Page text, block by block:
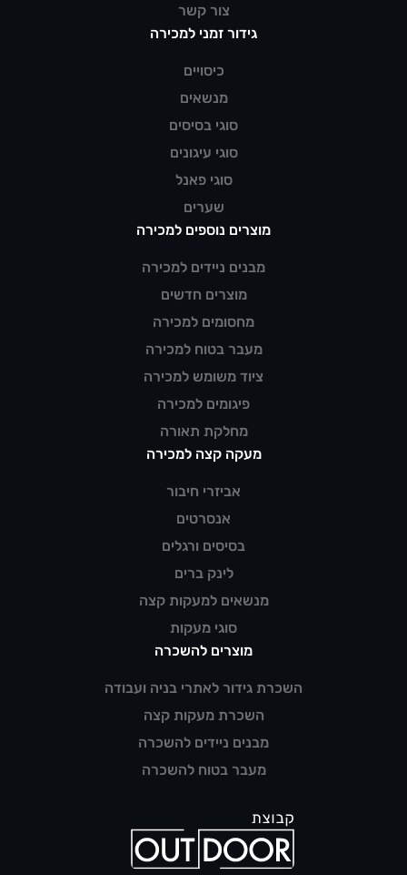
צור קשר
גידור זמני למכירה
כיסויים
מנשאים
סוגי בסיסים
סוגי עיגונים
סוגי פאנל
שערים
מוצרים נוספים למכירה
מבנים ניידים למכירה
מוצרים חדשים
מחסומים למכירה
מעבר בטוח למכירה
ציוד משומש למכירה
פיגומים למכירה
מחלקת תאורה
מעקה קצה למכירה
אביזרי חיבור
אנסרטים
בסיסים ורגלים
לינק ברים
מנשאים למעקות קצה
סוגי מעקות
מוצרים להשכרה
השכרת גידור לאתרי בניה ועבודה
השכרת מעקות קצה
מבנים ניידים להשכרה
מעבר בטוח להשכרה